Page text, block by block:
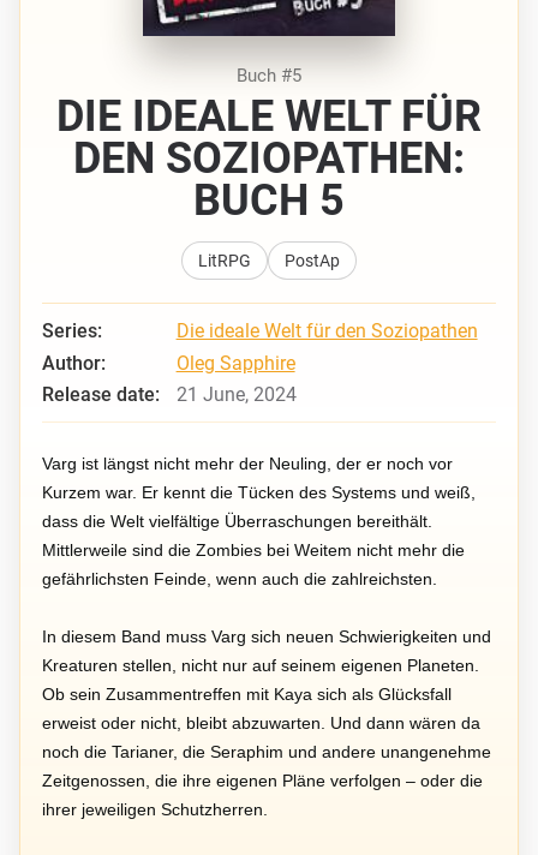
Buch #5
DIE IDEALE WELT FÜR
DEN SOZIOPATHEN:
BUCH 5
LitRPG PostAp
Series:
Die ideale Welt für den Soziopathen
Author:
Oleg Sapphire
Release date:
21 June, 2024
Varg ist längst nicht mehr der Neuling, der er noch vor
Kurzem war. Er kennt die Tücken des Systems und weiß,
dass die Welt vielfältige Überraschungen bereithält.
Mittlerweile sind die Zombies bei Weitem nicht mehr die
gefährlichsten Feinde, wenn auch die zahlreichsten.
In diesem Band muss Varg sich neuen Schwierigkeiten und
Kreaturen stellen, nicht nur auf seinem eigenen Planeten.
Ob sein Zusammentreffen mit Kaya sich als Glücksfall
erweist oder nicht, bleibt abzuwarten. Und dann wären da
noch die Tarianer, die Seraphim und andere unangenehme
Zeitgenossen, die ihre eigenen Pläne verfolgen – oder die
ihrer jeweiligen Schutzherren.